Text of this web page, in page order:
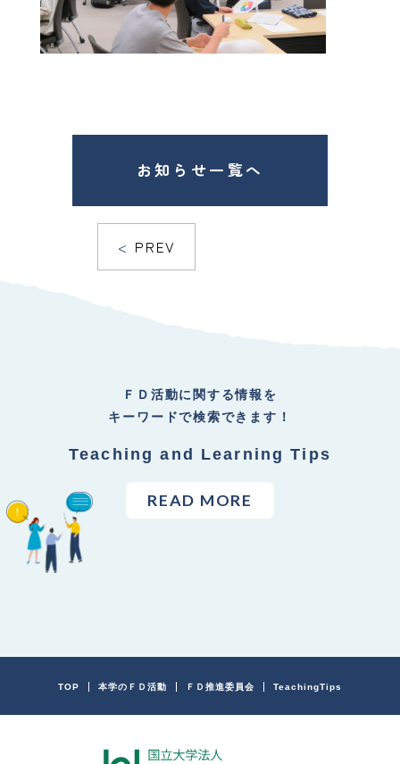
PREV
お知らせ一覧へ
ＦＤ活動に関する情報を
キーワードで検索できます！
Teaching and Learning Tips
READ MORE
TOP 本学のＦＤ活動 ＦＤ推進委員会 TeachingTips